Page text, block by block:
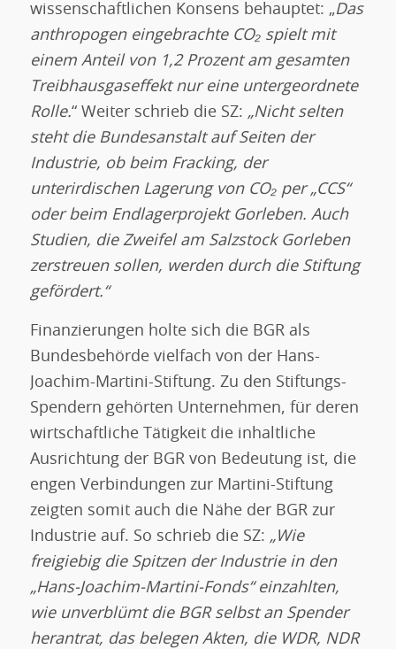
wissenschaftlichen Konsens behauptet: „Das
anthropogen eingebrachte CO₂ spielt mit
einem Anteil von 1,2 Prozent am gesamten
Treibhausgaseffekt nur eine untergeordnete
Rolle.“ Weiter schrieb die SZ: „Nicht selten
steht die Bundesanstalt auf Seiten der
Industrie, ob beim Fracking, der
unterirdischen Lagerung von CO₂ per „CCS“
oder beim Endlagerprojekt Gorleben. Auch
Studien, die Zweifel am Salzstock Gorleben
zerstreuen sollen, werden durch die Stiftung
gefördert.“
Finanzierungen holte sich die BGR als
Bundesbehörde vielfach von der Hans-
Joachim-Martini-Stiftung. Zu den Stiftungs-
Spendern gehörten Unternehmen, für deren
wirtschaftliche Tätigkeit die inhaltliche
Ausrichtung der BGR von Bedeutung ist, die
engen Verbindungen zur Martini-Stiftung
zeigten somit auch die Nähe der BGR zur
Industrie auf. So schrieb die SZ: „Wie
freigiebig die Spitzen der Industrie in den
„Hans-Joachim-Martini-Fonds“ einzahlten,
wie unverblümt die BGR selbst an Spender
herantrat, das belegen Akten, die WDR, NDR